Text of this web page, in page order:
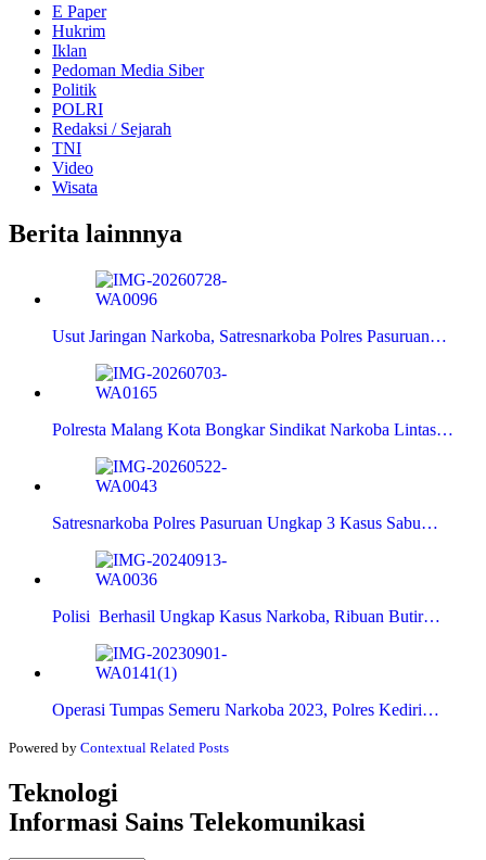
E Paper
Hukrim
Iklan
Pedoman Media Siber
Politik
POLRI
Redaksi / Sejarah
TNI
Video
Wisata
Berita lainnnya
Usut Jaringan Narkoba, Satresnarkoba Polres Pasuruan…
Polresta Malang Kota Bongkar Sindikat Narkoba Lintas…
Satresnarkoba Polres Pasuruan Ungkap 3 Kasus Sabu…
Polisi Berhasil Ungkap Kasus Narkoba, Ribuan Butir…
Operasi Tumpas Semeru Narkoba 2023, Polres Kediri…
Powered by Contextual Related Posts
Teknologi
Informasi Sains Telekomunikasi